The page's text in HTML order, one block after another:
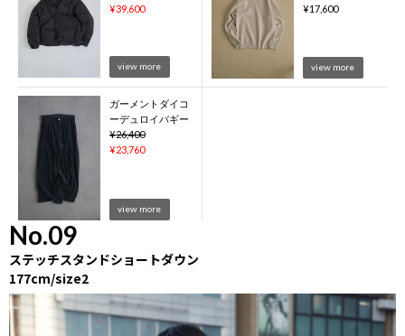
¥39,600
view more
¥17,600
view more
ガーメントダイコ
ーデュロイバギー
¥26,400
¥23,760
view more
No.09
ステッチスタンドショートダウン
177cm/size2